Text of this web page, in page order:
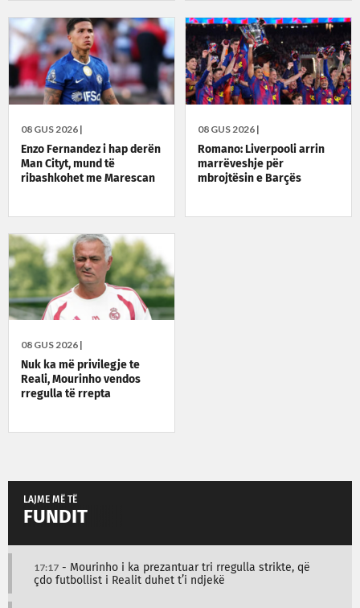
08 GUS 2026 |
Enzo Fernandez i hap derën
Man Cityt, mund të
ribashkohet me Marescan
08 GUS 2026 |
Romano: Liverpooli arrin
marrëveshje për
mbrojtësin e Barçës
08 GUS 2026 |
Nuk ka më privilegje te
Reali, Mourinho vendos
rregulla të rrepta
LAJME MË TË
FUNDIT
17:17 - Mourinho i ka prezantuar tri rregulla strikte, që
çdo futbollist i Realit duhet t’i ndjekë